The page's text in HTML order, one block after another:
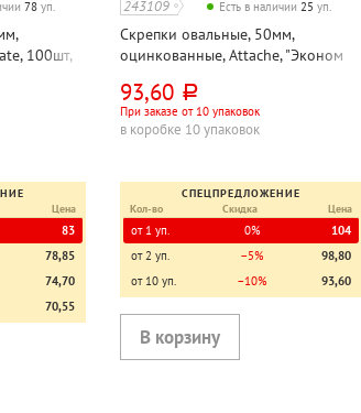
78 уп.
100шт,
Цена
83
78,85
74,70
70,55
243109 Есть в наличии25 уп.
Скрепки овальные, 50мм,
оцинкованные, Attache, "Эконом
93,60 руб.
При заказе от 10 упаковок
в коробке 10 упаковок
СПЕЦПРЕДЛОЖЕНИЕ
Кол-во
Скидка Цена
от 1 уп. 0%
104
от 2 уп.
−5%
98,80
от 10 уп.
−10% 93,60